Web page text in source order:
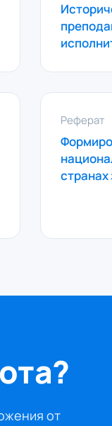
Реферат
странах
от